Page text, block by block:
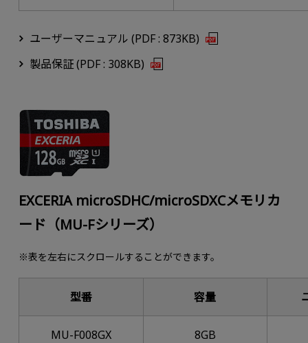
ユーザーマニュアル (PDF : 873KB)
製品保証 (PDF : 308KB)
EXCERIA microSDHC/microSDXCメモリカ
ード（MU-Fシリーズ）
※表を左右にスクロールすることができます。
型番 容量
MU-F008GX 8GB